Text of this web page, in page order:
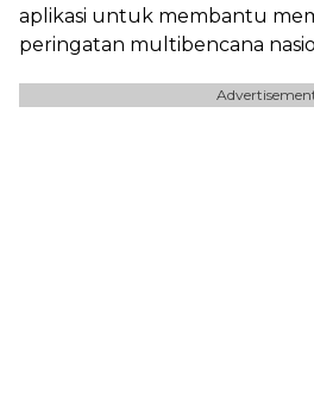
aplikasi untuk membantu
peringatan multibencana